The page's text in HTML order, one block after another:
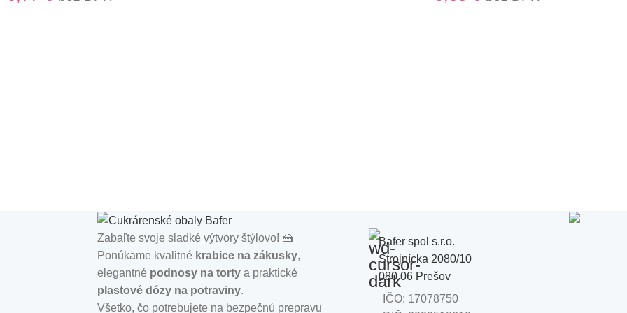
Zabaľte svoje sladké výtvory štýlovo! 🍰
Ponúkame kvalitné krabice na zákusky,
elegantné podnosy na torty a praktické
plastové dózy na potraviny.
Všetko, čo potrebujete na bezpečnú prepravu
Bafer spol s.r.o.
Strojnícka 2080/10
080 06 Prešov
IČO: 17078750